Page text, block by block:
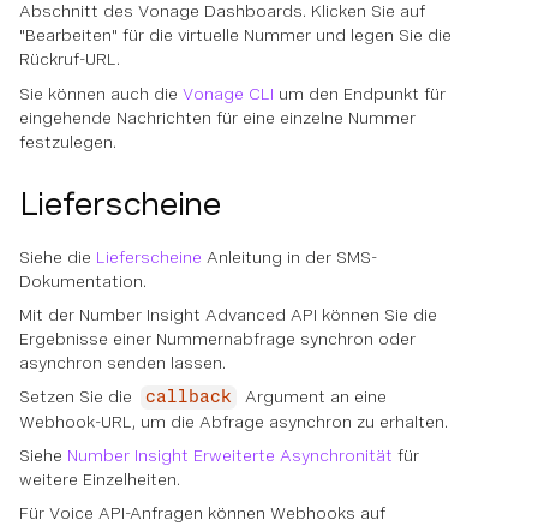
Abschnitt des Vonage Dashboards. Klicken Sie auf
"Bearbeiten" für die virtuelle Nummer und legen Sie die
Rückruf-URL .
Sie können auch die Vonage CLI um den Endpunkt für
eingehende Nachrichten für eine einzelne Nummer
festzulegen.
Lieferscheine
Siehe die Lieferscheine Anleitung in der SMS-
Dokumentation.
Mit der Number Insight Advanced API können Sie die
Ergebnisse einer Nummernabfrage synchron oder
asynchron senden lassen.
Setzen Sie die
callback
Argument an eine
Webhook-URL, um die Abfrage asynchron zu erhalten.
Siehe Number Insight Erweiterte Asynchronität für
weitere Einzelheiten.
Für Voice API-Anfragen können Webhooks auf